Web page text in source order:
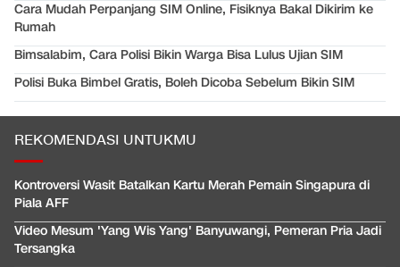
Cara Mudah Perpanjang SIM Online, Fisiknya Bakal Dikirim ke
Rumah
Bimsalabim, Cara Polisi Bikin Warga Bisa Lulus Ujian SIM
Polisi Buka Bimbel Gratis, Boleh Dicoba Sebelum Bikin SIM
REKOMENDASI UNTUKMU
Kontroversi Wasit Batalkan Kartu Merah Pemain Singapura di
Piala AFF
Video Mesum 'Yang Wis Yang' Banyuwangi, Pemeran Pria Jadi
Tersangka